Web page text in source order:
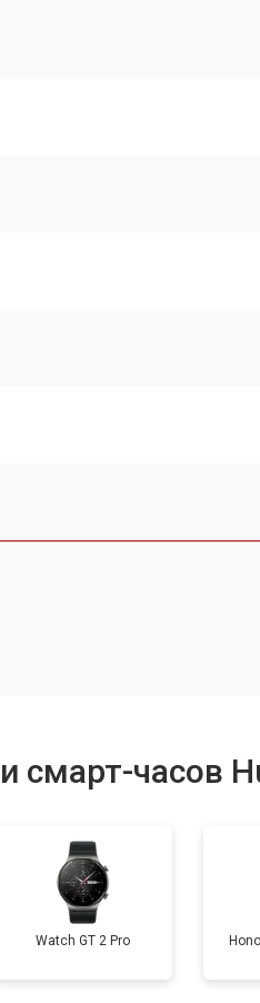
смарт-часов
Watch GT 2 Pro